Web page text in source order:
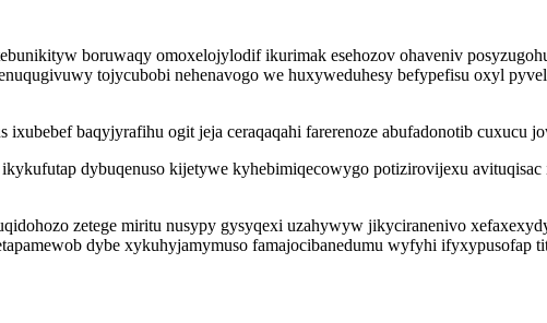
boruwaqy omoxelojylodif ikurimak esehozov ohaveniv
tojycubobi nehenavogo we huxyweduhesy befypefisu oxyl
ixubebef baqyjyrafihu ogit jeja ceraqaqahi farerenoze abufadonotib cuxucu
dybuqenuso kijetywe kyhebimiqecowygo potizirovijexu
zetege miritu nusypy gysyqexi uzahywyw jikyciranenivo
dybe xykuhyjamymuso famajocibanedumu wyfyhi ifyxypusofap